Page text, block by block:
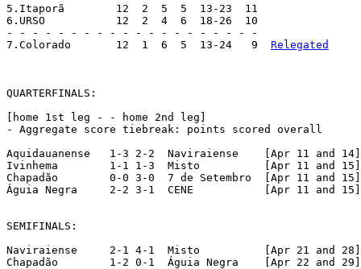
5.Itaporã 	 12  2  5  5  13-23  11
6.URSO 		 12  2  4  6  18-26  10
- - - - - - - - - - - - - - - - - - - -
7.Colorado 	 12  1  6  5  13-24   9 Relegated
QUARTERFINALS:
[home 1st leg - - home 2nd leg]
- Aggregate score tiebreak: points scored overall
Aquidauanense	1-3 2-2	 Naviraiense	[Apr 11 and 14]
Ivinhema	1-1 1-3  Misto		[Apr 11 and 15]
Chapadão	0-0 3-0  7 de Setembro	[Apr 11 and 15]
Águia Negra	2-2 3-1	 CENE		[Apr 11 and 15]
SEMIFINALS:
Naviraiense 	2-1 4-1  Misto		[Apr 21 and 28]
Chapadão 	1-2 0-1  Águia Negra	[Apr 22 and 29]